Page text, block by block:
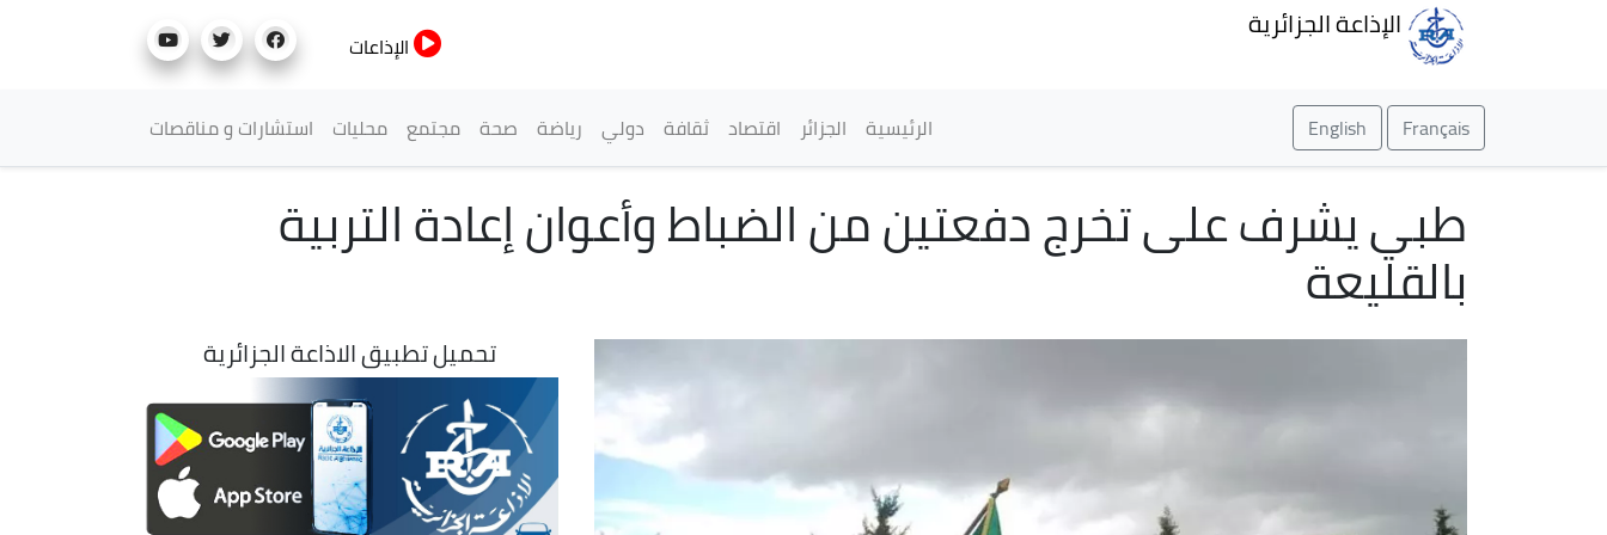
الإذاعة الجزائرية
الإذاعات
Français
English القائمة الرئيسية
الرئيسية الجزائر اقتصاد ثقافة دولي رياضة صحة مجتمع محليات استشارات و مناقصات
طبي يشرف على تخرج دفعتين من الضباط وأعوان إعادة التربية
بالقليعة
تحميل تطبيق الاذاعة الجزائرية